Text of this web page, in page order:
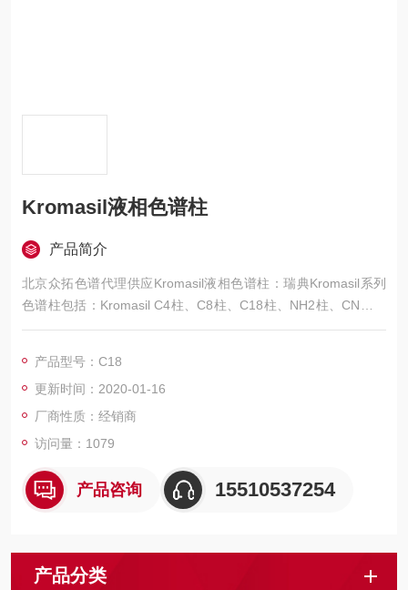
Kromasil液相色谱柱
产品简介
北京众拓色谱代理供应Kromasil液相色谱柱：瑞典Kromasil系列
色谱柱包括：Kromasil C4柱、C8柱、C18柱、NH2柱、CN柱、
SIL柱、300?大孔填料分析柱，且提供各种规格的半制备柱和制
型到制备型一套完整的填料体系，包括：C4、C8、C18、NH2、
CN、Phenyl、SiO2和300A大孔填料分析柱等。
产品型号：C18
更新时间：2020-01-16
厂商性质：经销商
访问量：1079
产品咨询 15510537254
产品分类